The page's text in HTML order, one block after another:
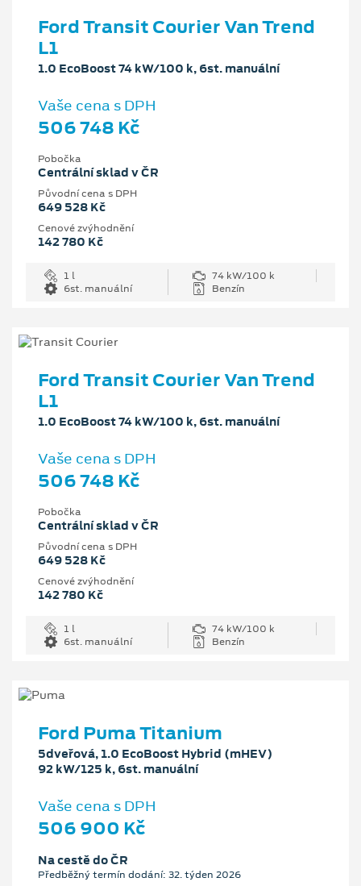
Ford Transit Courier Van Trend
L1
1.0 EcoBoost 74 kW/100 k, 6st. manuální
Vaše cena s DPH
506 748 Kč
Pobočka
Centrální sklad v ČR
Původní cena s DPH
649 528 Kč
Cenové zvýhodnění
142 780 Kč
1 l
74 kW/100 k
6st. manuální
Benzín
Ford Transit Courier Van Trend
L1
1.0 EcoBoost 74 kW/100 k, 6st. manuální
Vaše cena s DPH
506 748 Kč
Pobočka
Centrální sklad v ČR
Původní cena s DPH
649 528 Kč
Cenové zvýhodnění
142 780 Kč
1 l
74 kW/100 k
6st. manuální
Benzín
Ford Puma Titanium
5dveřová, 1.0 EcoBoost Hybrid (mHEV)
92 kW/125 k, 6st. manuální
Vaše cena s DPH
506 900 Kč
Na cestě do ČR
Předběžný termín dodání: 32. týden 2026